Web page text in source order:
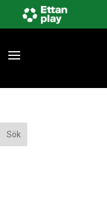
Sök